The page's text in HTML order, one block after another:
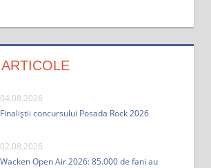
04.08.2026
Finaliștii concursului Posada Rock 2026
02.08.2026
Wacken Open Air 2026: 85.000 de fani au